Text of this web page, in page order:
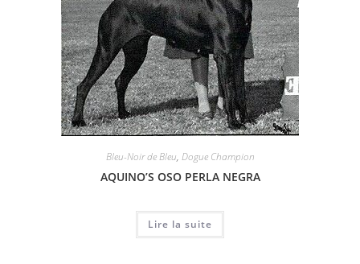
Bleu-Noir de Bleu, Dogue Champion
AQUINO’S OSO PERLA NEGRA
Lire la suite